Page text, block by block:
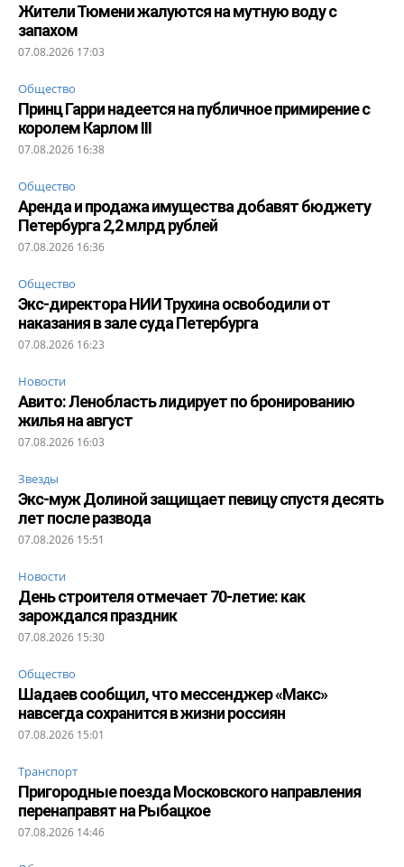
Жители Тюмени жалуются на мутную воду с
запахом
07.08.2026 17:03
Общество
Принц Гарри надеется на публичное примирение с
королем Карлом III
07.08.2026 16:38
Общество
Аренда и продажа имущества добавят бюджету
Петербурга 2,2 млрд рублей
07.08.2026 16:36
Общество
Экс-директора НИИ Трухина освободили от
наказания в зале суда Петербурга
07.08.2026 16:23
Новости
Авито: Ленобласть лидирует по бронированию
жилья на август
07.08.2026 16:03
Звезды
Экс-муж Долиной защищает певицу спустя десять
лет после развода
07.08.2026 15:51
Новости
День строителя отмечает 70-летие: как
зарождался праздник
07.08.2026 15:30
Общество
Шадаев сообщил, что мессенджер «Макс»
навсегда сохранится в жизни россиян
07.08.2026 15:01
Транспорт
Пригородные поезда Московского направления
перенаправят на Рыбацкое
07.08.2026 14:46